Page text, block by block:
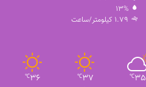
13%
1.79 کیلومتر/ساعت
35
℃
37
℃
36
℃